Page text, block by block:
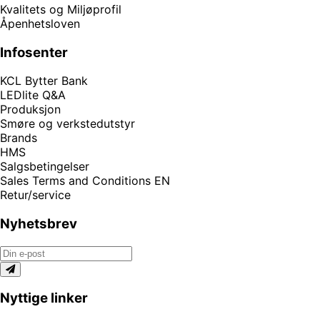
Kvalitets og Miljøprofil
Åpenhetsloven
Infosenter
KCL Bytter Bank
LEDlite Q&A
Produksjon
Smøre og verkstedutstyr
Brands
HMS
Salgsbetingelser
Sales Terms and Conditions EN
Retur/service
Nyhetsbrev
Nyttige linker